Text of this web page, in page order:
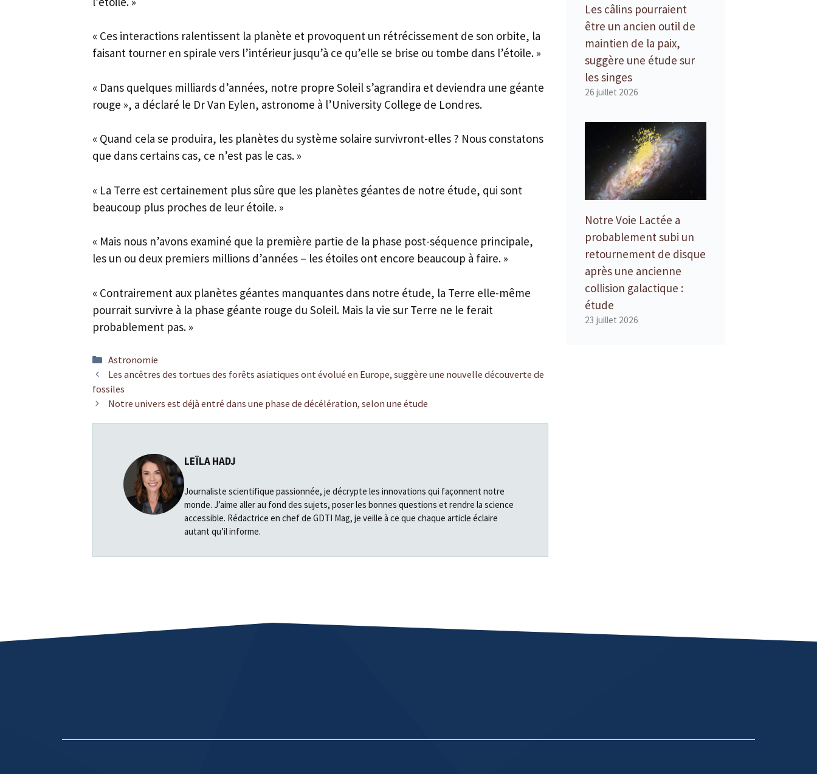
« Ces interactions ralentissent la planète et provoquent un rétrécissement de son orbite, la
faisant tourner en spirale vers l’intérieur jusqu’à ce qu’elle se brise ou tombe dans l’étoile. »
« Dans quelques milliards d’années, notre propre Soleil s’agrandira et deviendra une géante
rouge », a déclaré le Dr Van Eylen, astronome à l’University College de Londres.
« Quand cela se produira, les planètes du système solaire survivront-elles ? Nous constatons
que dans certains cas, ce n’est pas le cas. »
« La Terre est certainement plus sûre que les planètes géantes de notre étude, qui sont
beaucoup plus proches de leur étoile. »
« Mais nous n’avons examiné que la première partie de la phase post-séquence principale,
les un ou deux premiers millions d’années – les étoiles ont encore beaucoup à faire. »
« Contrairement aux planètes géantes manquantes dans notre étude, la Terre elle-même
pourrait survivre à la phase géante rouge du Soleil. Mais la vie sur Terre ne le ferait
probablement pas. »
Catégories
Astronomie
Les ancêtres des tortues des forêts asiatiques ont évolué en Europe, suggère une nouvelle découverte de
fossiles
Notre univers est déjà entré dans une phase de décélération, selon une étude
LEÏLA HADJ
Journaliste scientifique passionnée, je décrypte les innovations qui façonnent notre
monde. J’aime aller au fond des sujets, poser les bonnes questions et rendre la science
accessible. Rédactrice en chef de GDTI Mag, je veille à ce que chaque article éclaire
autant qu’il informe.
Les câlins pourraient
être un ancien outil de
maintien de la paix,
suggère une étude sur
les singes
26 juillet 2026
Notre Voie Lactée a
probablement subi un
retournement de disque
après une ancienne
collision galactique :
étude
23 juillet 2026